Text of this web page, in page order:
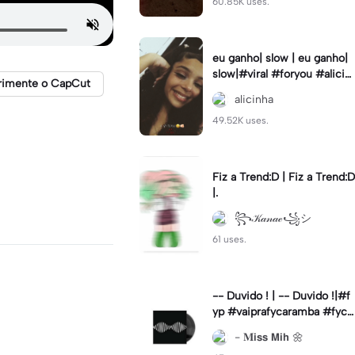
o CapCut
eu ganho| slow | eu ganho|
slow|#viral #foryou #alicin
ha #cameralenta #slow
alicinha
49.52K uses.
Fiz a Trend:D | Fiz a Trend:D
|.
꧂𝒦𝒶𝓃𝒶ℯ꧁シ
61 uses.
-- Duvido ! | -- Duvido !|#f
yp #vaiprafycaramba #fyca
pcut #viral
- 𝐌𝗶𝘀𝘀 𝗠𝗶𝗵 🌼